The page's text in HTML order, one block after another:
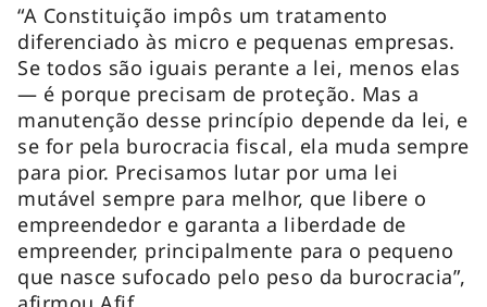
“A Constituição impôs um tratamento
diferenciado às micro e pequenas empresas.
Se todos são iguais perante a lei, menos elas
— é porque precisam de proteção. Mas a
manutenção desse princípio depende da lei, e
se for pela burocracia fiscal, ela muda sempre
para pior. Precisamos lutar por uma lei
mutável sempre para melhor, que libere o
empreendedor e garanta a liberdade de
empreender, principalmente para o pequeno
que nasce sufocado pelo peso da burocracia”,